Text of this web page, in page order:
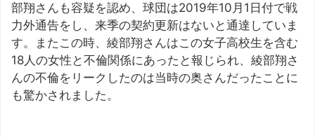
部翔さんも容疑を認め、球団は2019年10月1日付で戦
力外通告をし、来季の契約更新はないと通達していま
す。またこの時、綾部翔さんはこの女子高校生を含む
18人の女性と不倫関係にあったと報じられ、綾部翔さ
んの不倫をリークしたのは当時の奥さんだったことに
も驚かされました。